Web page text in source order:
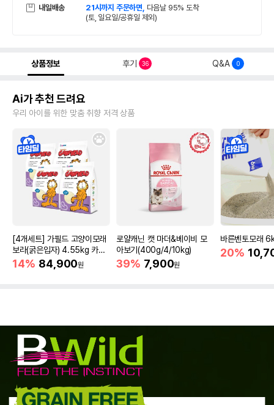
내일배송 21시까지 주문하면, 다음날 95% 도착
(토, 일요일/공휴일 제외)
상품정보 후기 36 Q&A 0
Ai가 추천 드려요
우리 아이를 위한 맞춤 취향 저격 상품
[4개세트] 가필드 고양이모래
보라(굵은입자) 4.55kg 카사
바모래
14% 84,900원
로얄캐닌 캣 마더&베이비 모
아보기(400g/4/10kg)
39% 7,900원
바른벤토모래
20%